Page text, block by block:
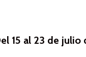
15 al 23 de julio